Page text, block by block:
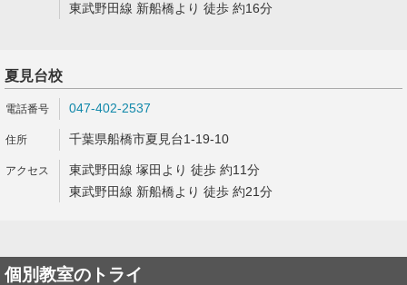
東武野田線 新船橋より 徒歩 約16分
夏見台校
047-402-2537
千葉県船橋市夏見台1-19-10
東武野田線 塚田より 徒歩 約11分
東武野田線 新船橋より 徒歩 約21分
個別教室のトライ